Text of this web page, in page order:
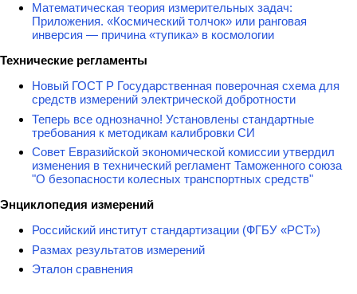
Математическая теория измерительных задач:
Приложения. «Космический толчок» или ранговая
инверсия — причина «тупика» в космологии
Технические регламенты
Новый ГОСТ Р Государственная поверочная схема для
средств измерений электрической добротности
Теперь все однозначно! Установлены стандартные
требования к методикам калибровки СИ
Совет Евразийской экономической комиссии утвердил
изменения в технический регламент Таможенного союза
"О безопасности колесных транспортных средств"
Энциклопедия измерений
Российский институт стандартизации (ФГБУ «РСТ»)
Размах результатов измерений
Эталон сравнения